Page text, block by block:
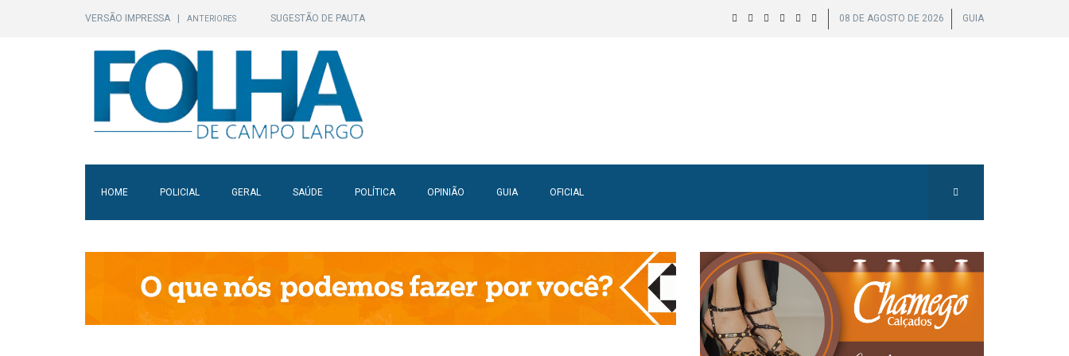
VERSÃO IMPRESSA ANTERIORES SUGESTÃO DE PAUTA 08 DE AGOSTO DE 2026 GUIA
HOME POLICIAL GERAL SAÚDE POLÍTICA OPINIÃO GUIA OFICIAL